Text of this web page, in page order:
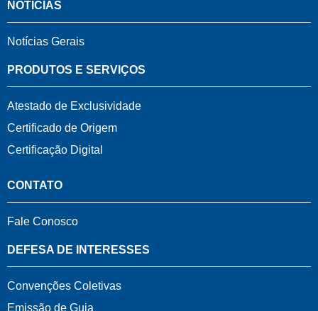
NOTÍCIAS
Notícias Gerais
PRODUTOS E SERVIÇOS
Atestado de Exclusividade
Certificado de Origem
Certificação Digital
CONTATO
Fale Conosco
DEFESA DE INTERESSES
Convenções Coletivas
Emissão de Guia